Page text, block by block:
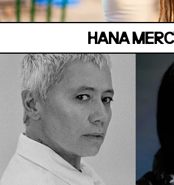
HANA
MANOIR DE